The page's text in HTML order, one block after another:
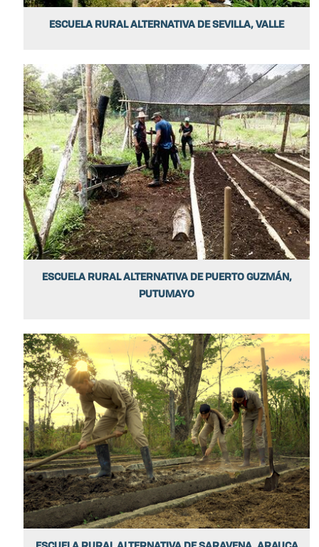
ESCUELA RURAL ALTERNATIVA DE SEVILLA, VALLE
ESCUELA RURAL ALTERNATIVA DE PUERTO GUZMÁN,
PUTUMAYO